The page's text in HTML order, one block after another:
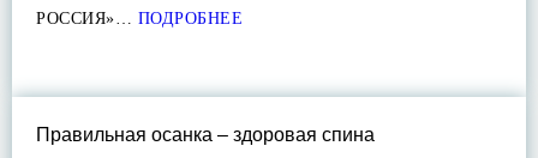
РОССИЯ»… ПОДРОБНЕЕ
Правильная осанка – здоровая спина